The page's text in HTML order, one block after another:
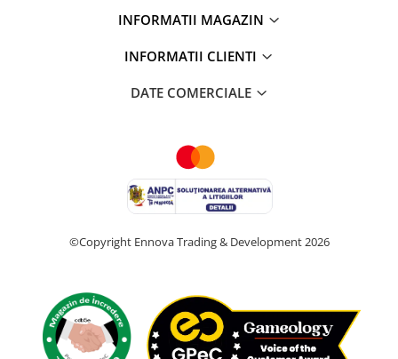
INFORMATII MAGAZIN
INFORMATII CLIENTI
DATE COMERCIALE
©Copyright Ennova Trading & Development 2026